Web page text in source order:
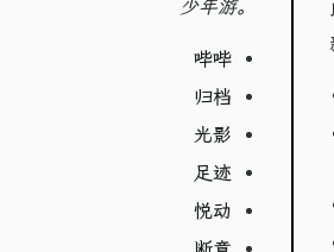
少年游。
哔哔
归档
光影
足迹
悦动